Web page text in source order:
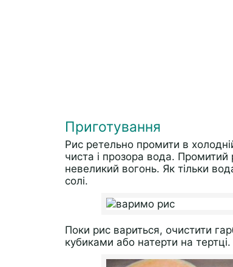
Приготування
Рис ретельно промити в
чиста і прозора вода. Промитий
невеликий вогонь. Як тільки
солі.
Поки рис вариться, очистити
кубиками або натерти на тертці.